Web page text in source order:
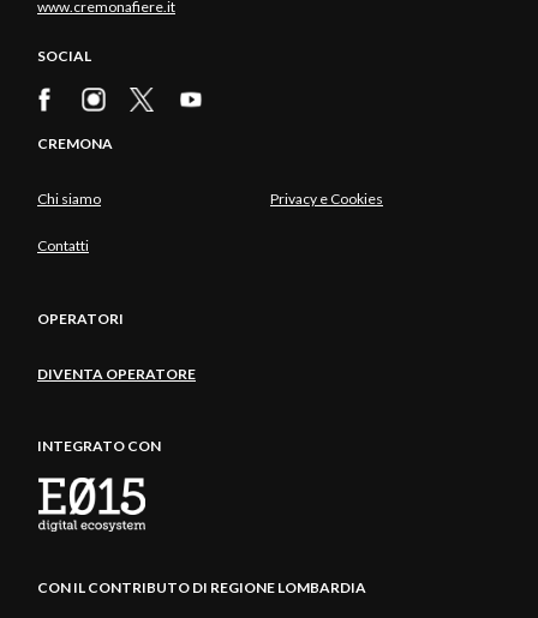
www.cremonafiere.it
SOCIAL
CREMONA
Chi siamo Privacy e Cookies
Contatti
OPERATORI
DIVENTA OPERATORE
INTEGRATO CON
CON IL CONTRIBUTO DI REGIONE LOMBARDIA